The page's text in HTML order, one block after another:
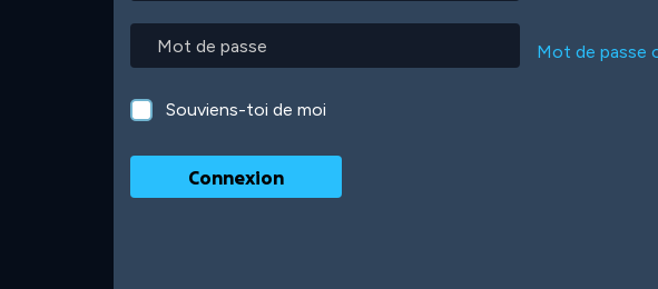
ou
surnom
Mot de passe
Souviens-toi de moi